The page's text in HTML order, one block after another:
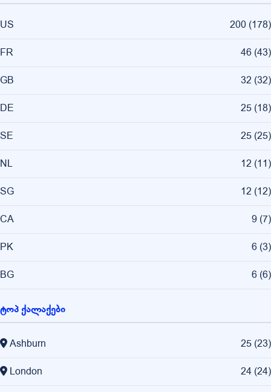
US 200 (178)
FR 46 (43)
GB 32 (32)
DE 25 (18)
SE 25 (25)
NL 12 (11)
SG 12 (12)
CA 9 (7)
PK 6 (3)
BG 6 (6)
ტოპ ქალაქები
Ashburn 25 (23)
London 24 (24)